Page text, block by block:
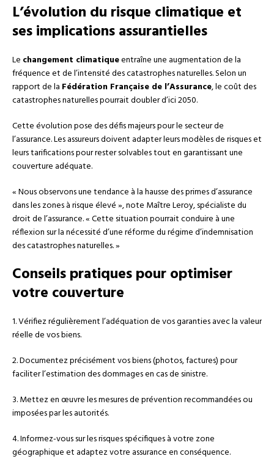
L’évolution du risque climatique et
ses implications assurantielles
Le changement climatiqueentraîne une augmentation de la
fréquence et de l’intensité des catastrophes naturelles. Selon un
rapport de la Fédération Française de l’Assurance, le coût des
catastrophes naturelles pourrait doubler d’ici 2050.
Cette évolution pose des défis majeurs pour le secteur de
l’assurance. Les assureurs doivent adapter leurs modèles de risques et
leurs tarifications pour rester solvables tout en garantissant une
couverture adéquate.
« Nous observons une tendance à la hausse des primes d’assurance
dans les zones à risque élevé », note Maître Leroy, spécialiste du
droit de l’assurance. « Cette situation pourrait conduire à une
réflexion sur la nécessité d’une réforme du régime d’indemnisation
des catastrophes naturelles. »
Conseils pratiques pour optimiser
votre couverture
1. Vérifiez régulièrement l’adéquation de vos garanties avec la valeur
réelle de vos biens.
2. Documentez précisément vos biens (photos, factures) pour
faciliter l’estimation des dommages en cas de sinistre.
3. Mettez en œuvre les mesures de prévention recommandées ou
imposées par les autorités.
4. Informez-vous sur les risques spécifiques à votre zone
géographique et adaptez votre assurance en conséquence.